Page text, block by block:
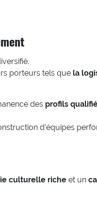
porteurs tels que la
des profils
d’équipes
culturelle riche et un